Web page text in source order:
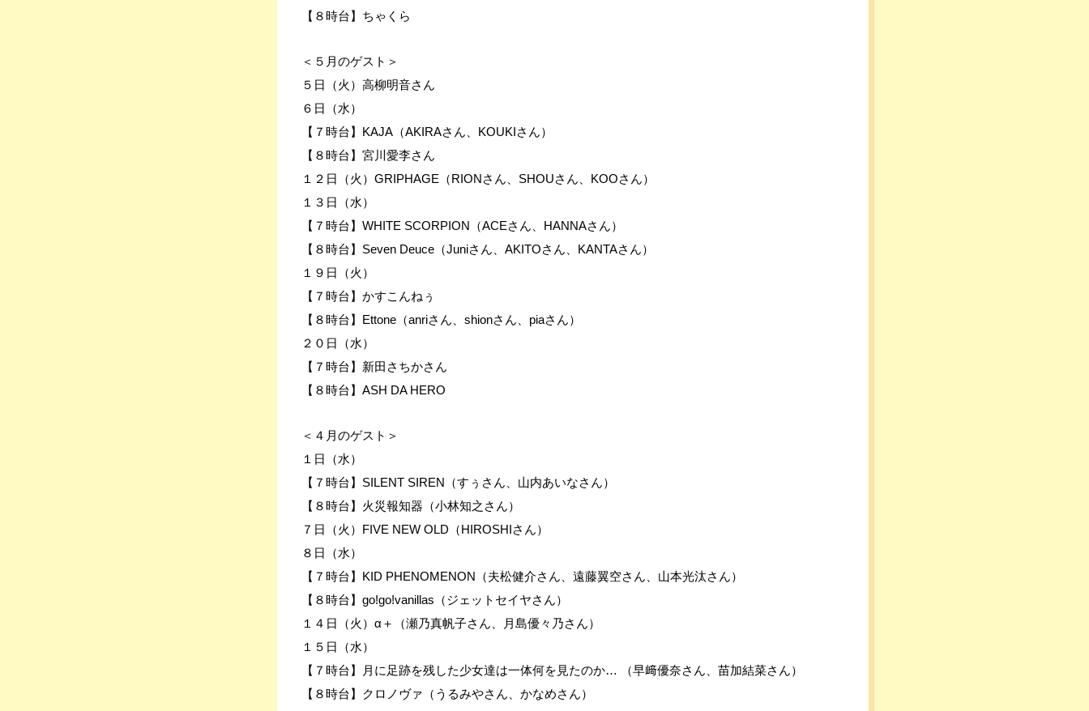
【８時台】ちゃくら
＜５月のゲスト＞
５日（火）高柳明音さん
６日（水）
【７時台】KAJA（AKIRAさん、KOUKIさん）
【８時台】宮川愛李さん
１２日（火）GRIPHAGE（RIONさん、SHOUさん、KOOさん）
１３日（水）
【７時台】WHITE SCORPION（ACEさん、HANNAさん）
【８時台】Seven Deuce（Juniさん、AKITOさん、KANTAさん）
１９日（火）
【７時台】かすこんねぅ
【８時台】Ettone（anriさん、shionさん、piaさん）
２０日（水）
【７時台】新田さちかさん
【８時台】ASH DA HERO
＜４月のゲスト＞
１日（水）
【７時台】SILENT SIREN（すぅさん、山内あいなさん）
【８時台】火災報知器（小林知之さん）
７日（火）FIVE NEW OLD（HIROSHIさん）
８日（水）
【７時台】KID PHENOMENON（夫松健介さん、遠藤翼空さん、山本光汰さん）
【８時台】go!go!vanillas（ジェットセイヤさん）
１４日（火）α＋（瀬乃真帆子さん、月島優々乃さん）
１５日（水）
【７時台】月に足跡を残した少女達は一体何を見たのか… （早﨑優奈さん、苗加結菜さん）
【８時台】クロノヴァ（うるみやさん、かなめさん）